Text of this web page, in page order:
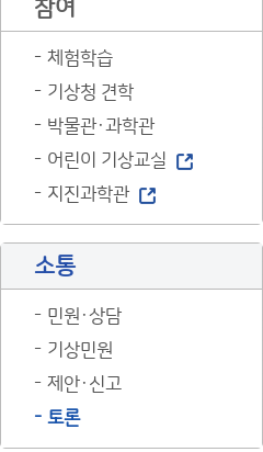
참여
체험학습
기상청 견학
박물관·과학관
어린이 기상교실
지진과학관
소통
민원·상담
기상민원
제안·신고
토론